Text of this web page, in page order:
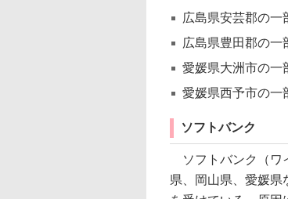
広島県安芸郡の一
広島県豊田郡の一
愛媛県大洲市の一
愛媛県西予市の一
ソフトバンク
ソフトバンク（ワ
県、岡山県、愛媛県